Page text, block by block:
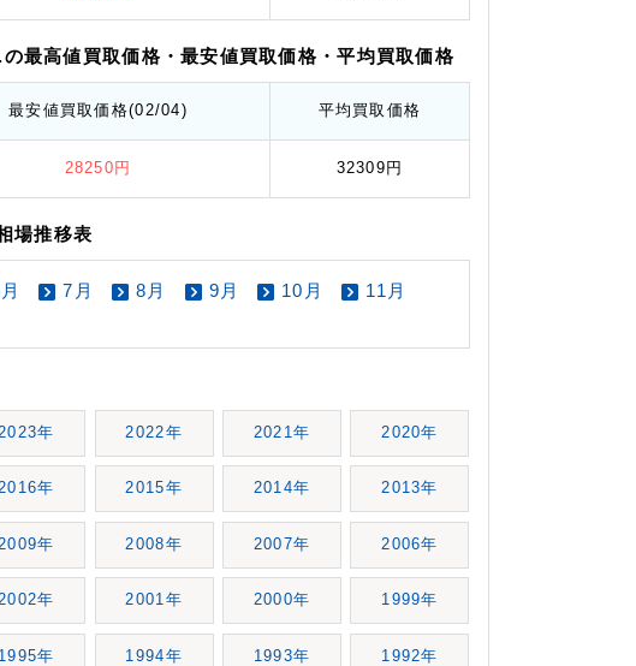
最高値買取価格・最安値買取価格 ・平均買取価格
最安値買取価格(02/04) 平均 買取価格
28250円 32309円
場推移表
7月 8月 9月 10月
11月
年 2022年 2021年 2020年
年 2015年 2014年 2013年
2009年 2008年 2007年 2006年
年 2001年 2000年 1999年
1995年 1994年 1993年 1992年